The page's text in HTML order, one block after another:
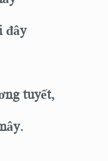
đây
tuyết,